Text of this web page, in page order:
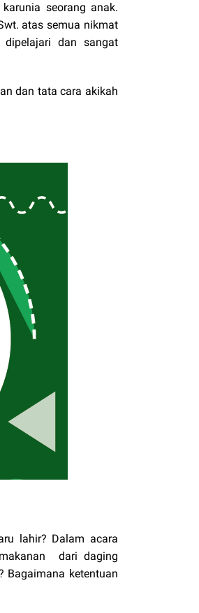
seorang anak.
atas semua nikmat
dan sangat
dan tata cara akikah
lahir? Dalam acara
dari daging
Bagaimana ketentuan